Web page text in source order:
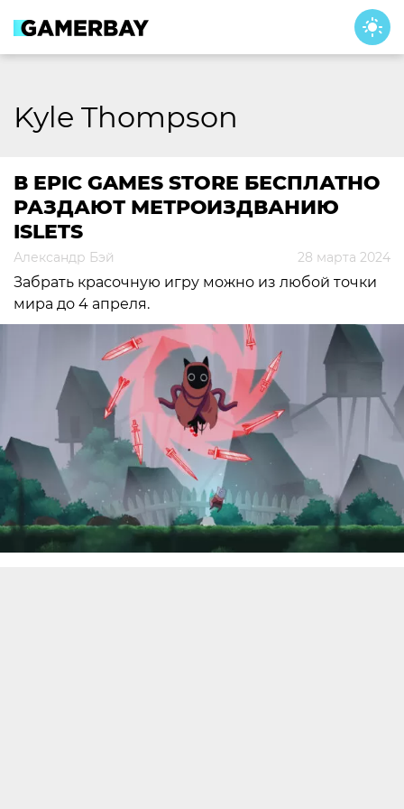
content
Kyle Thompson
В EPIC GAMES STORE БЕСПЛАТНО
РАЗДАЮТ МЕТРОИЗДВАНИЮ
ISLETS
Александр Бэй 28 марта 2024
Забрать красочную игру можно из любой точки
мира до 4 апреля.